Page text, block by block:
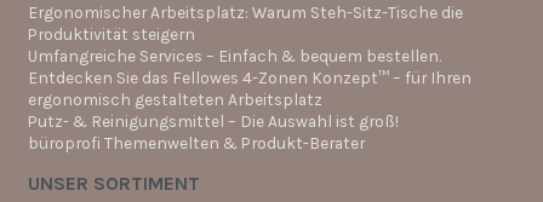
Ergonomischer Arbeitsplatz: Warum Steh-Sitz-Tische die
Produktivität steigern
Umfangreiche Services – Einfach & bequem bestellen.
Entdecken Sie das Fellowes 4-Zonen Konzept™ – für Ihren
ergonomisch gestalteten Arbeitsplatz
Putz- & Reinigungsmittel – Die Auswahl ist groß!
büroprofi Themenwelten & Produkt-Berater
UNSER SORTIMENT